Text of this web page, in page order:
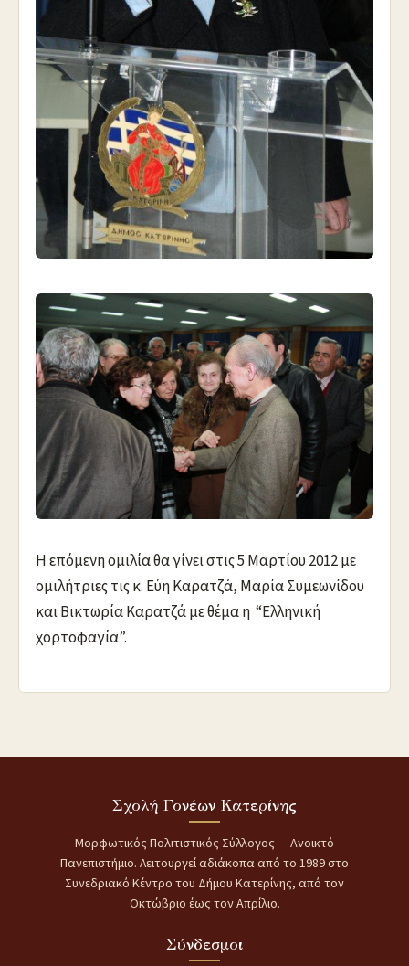
Η επόμενη ομιλία θα γίνει στις 5 Μαρτίου 2012 με
ομιλήτριες τις κ. Εύη Καρατζά, Μαρία Συμεωνίδου
και Βικτωρία Καρατζά με θέμα η “Ελληνική
χορτοφαγία”.
Σχολή Γονέων Κατερίνης
Μορφωτικός Πολιτιστικός Σύλλογος — Ανοικτό
Πανεπιστήμιο. Λειτουργεί αδιάκοπα από το 1989 στο
Συνεδριακό Κέντρο του Δήμου Κατερίνης, από τον
Οκτώβριο έως τον Απρίλιο.
Σύνδεσμοι